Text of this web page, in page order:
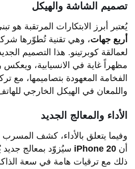
تصميم الشاشة والهيكل
يُعتبر أبرز الابتكارات المرتقبة هو
أربع جهات، وهي تقنية تُطوّرها
لعمالقة كوبرتينو. هذا التصميم
مظهراً غاية في الانسيابية،
الفخامة المعهودة بتصاميمها، مع
واللمعان في الهيكل الخارجي
الأداء والمعالج الجديد
وفيما يتعلق بالأداء، كشف
أنiPhone 20
ذلك مع ترقيات هامة في سعة